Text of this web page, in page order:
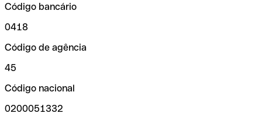
Código bancário
0418
Código de agência
45
Código nacional
0200051332